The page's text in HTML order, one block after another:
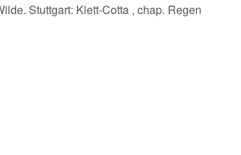
Stuttgart: Klett-Cotta , chap. Regen